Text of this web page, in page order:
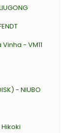
- VM11
- NIUBO